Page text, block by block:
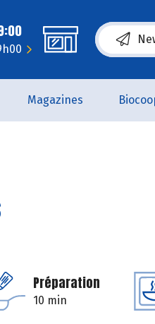
(s’ouvre
Magazines
Préparation
10 min